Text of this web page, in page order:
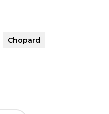
Chopard